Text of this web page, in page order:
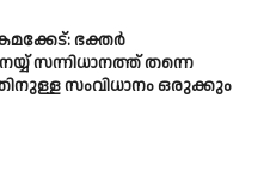
ഭക്തർ
സന്നിധാനത്ത് തന്നെ
സംവിധാനം ഒരുക്കും